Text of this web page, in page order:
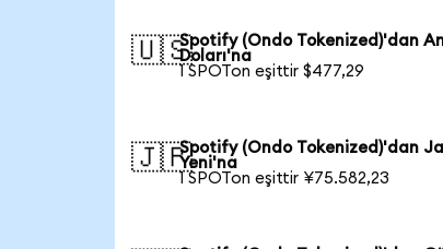
🇺🇸Spotify (Ondo Tokenized)'dan
Doları'na
1 SPOTon eşittir $477,29
🇯🇵Spotify (Ondo Tokenized)'dan
Yeni'na
1 SPOTon eşittir ¥75.582,23